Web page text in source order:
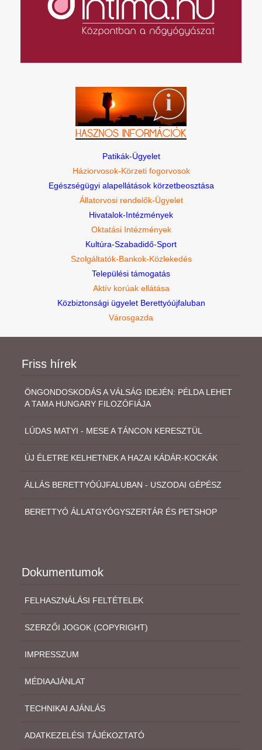
Patikák-Ügyelet
Háziorvosok-Körzeti fogorvosok
Egészségügyi alapellátások körzetbeosztása
Állatorvosi rendelők-Ügyelet
Hivatalok-Intézmények
Oktatási Intézmények
Kultúra-Szabadidő-Sport
Szolgáltatók-Bankok-Közlekedés
Települési támogatás
Aktív korúak ellátása
Közbiztonsági ügyelet Berettyóújfaluban
Városgazda
Friss hírek
ÖNGONDOSKODÁS A VÁLSÁG IDEJÉN: PÉLDA LEHET
A TAMA HUNGARY FILOZÓFIÁJA
LÚDAS MATYI - MESE A TÁNCON KERESZTÜL
ÚJ ÉLETRE KELHETNEK A HAZAI KÁDÁR-KOCKÁK
ÁLLÁS BERETTYÓÚJFALUBAN - USZODAI GÉPÉSZ
BERETTYÓ ÁLLATGYÓGYSZERTÁR ÉS PETSHOP
Dokumentumok
FELHASZNÁLÁSI FELTÉTELEK
SZERZŐI JOGOK (COPYRIGHT)
IMPRESSZUM
MÉDIAAJÁNLAT
TECHNIKAI AJÁNLÁS
ADATKEZELÉSI TÁJÉKOZTATÓ